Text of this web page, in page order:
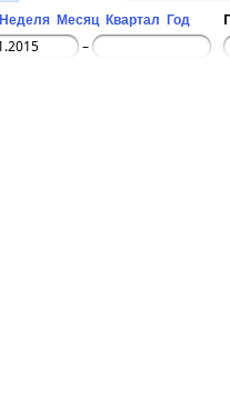
Неделя Месяц Квартал Год
–